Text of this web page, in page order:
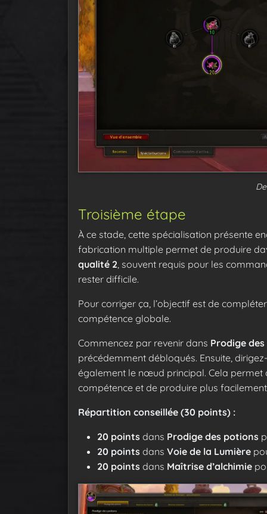
Troisième étape
À ce stade, cette spécialisation présente
fabrication multiple permet de produire
qualité 2 , souvent requis pour les
rester difficile.
Pour corriger ça, l’objectif est de
compétence globale.
Commencez par revenir dans Prodige
précédemment débloqués. Ensuite,
également le nœud principal. Cela permet
compétence et de produire plus
Répartition conseillée (30 points) :
20 points dans Prodige des potions
20 points dans Voie de la Lumière
20 points dans Maîtrise d’alchimie